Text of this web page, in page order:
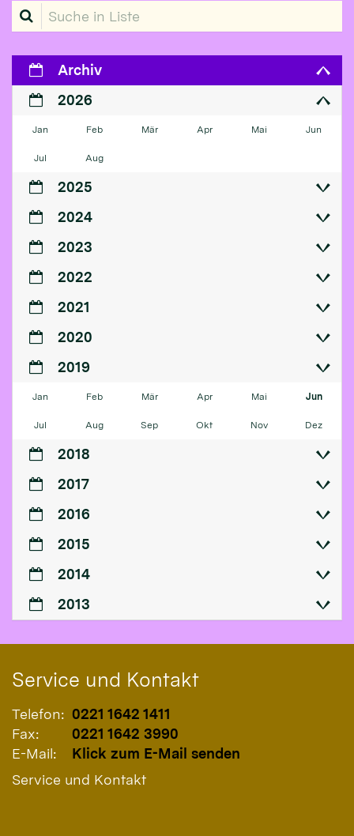
Suche in Liste
Archiv
2026
Jan Feb Mär Apr Mai Jun
Jul Aug
2025
2024
2023
2022
2021
2020
2019
Jan Feb Mär Apr Mai Jun
Jul Aug Sep Okt Nov Dez
2018
2017
2016
2015
2014
2013
Service und Kontakt
Telefon: 0221 1642 1411
Fax:
0221 1642 3990
E-Mail:
Klick zum E-Mail senden
Service und Kontakt